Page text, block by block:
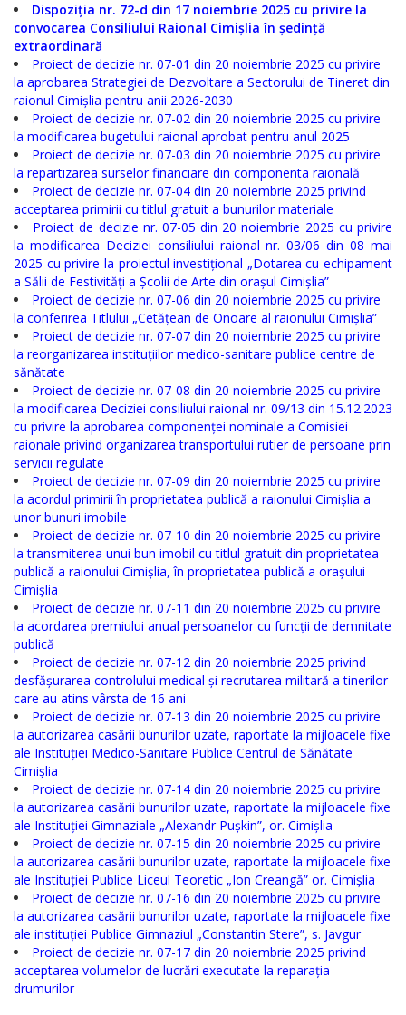
Serviciul
Arhivă
Serviciul
Juridic
Serviciul
Audit
Declarații
de
avere
și
interese
personale
Regulamente
Consilierii
raionali
Comisiile
consultative
de
specialitate
ale
consiliului
raional
Codul
de
conduită
etică
a
funcționarilor
publici
Dispoziția nr. 72-d din 17 noiembrie 2025 cu privire la
convocarea Consiliului Raional Cimișlia în ședință
extraordinară
Proiect de decizie nr. 07-01 din 20 noiembrie 2025 cu privire
la aprobarea Strategiei de Dezvoltare a Sectorului de Tineret din
raionul Cimișlia pentru anii 2026-2030
Proiect de decizie nr. 07-02 din 20 noiembrie 2025 cu privire
la modificarea bugetului raional aprobat pentru anul 2025
Proiect de decizie nr. 07-03 din 20 noiembrie 2025 cu privire
la repartizarea surselor financiare din componenta raională
Proiect de decizie nr. 07-04 din 20 noiembrie 2025 privind
acceptarea primirii cu titlul gratuit a bunurilor materiale
Proiect de decizie nr. 07-05 din 20 noiembrie 2025 cu privire
la modificarea Deciziei consiliului raional nr. 03/06 din 08 mai
2025 cu privire la proiectul investițional „Dotarea cu echipament
a Sălii de Festivități a Școlii de Arte din orașul Cimișlia”
Proiect de decizie nr. 07-06 din 20 noiembrie 2025 cu privire
la conferirea Titlului „Cetățean de Onoare al raionului Cimișlia”
Proiect de decizie nr. 07-07 din 20 noiembrie 2025 cu privire
la reorganizarea instituțiilor medico-sanitare publice centre de
sănătate
Proiect de decizie nr. 07-08 din 20 noiembrie 2025 cu privire
la modificarea Deciziei consiliului raional nr. 09/13 din 15.12.2023
cu privire la aprobarea componenței nominale a Comisiei
raionale privind organizarea transportului rutier de persoane prin
servicii regulate
Proiect de decizie nr. 07-09 din 20 noiembrie 2025 cu privire
la acordul primirii în proprietatea publică a raionului Cimișlia a
unor bunuri imobile
Proiect de decizie nr. 07-10 din 20 noiembrie 2025 cu privire
la transmiterea unui bun imobil cu titlul gratuit din proprietatea
publică a raionului Cimișlia, în proprietatea publică a orașului
Cimișlia
Proiect de decizie nr. 07-11 din 20 noiembrie 2025 cu privire
la acordarea premiului anual persoanelor cu funcții de demnitate
publică
Proiect de decizie nr. 07-12 din 20 noiembrie 2025 privind
desfășurarea controlului medical și recrutarea militară a tinerilor
care au atins vârsta de 16 ani
Proiect de decizie nr. 07-13 din 20 noiembrie 2025 cu privire
la autorizarea casării bunurilor uzate, raportate la mijloacele fixe
ale Instituției Medico-Sanitare Publice Centrul de Sănătate
Cimișlia
Proiect de decizie nr. 07-14 din 20 noiembrie 2025 cu privire
la autorizarea casării bunurilor uzate, raportate la mijloacele fixe
ale Instituției Gimnaziale „Alexandr Pușkin”, or. Cimișlia
Proiect de decizie nr. 07-15 din 20 noiembrie 2025 cu privire
la autorizarea casării bunurilor uzate, raportate la mijloacele fixe
ale Instituției Publice Liceul Teoretic „Ion Creangă” or. Cimișlia
Proiect de decizie nr. 07-16 din 20 noiembrie 2025 cu privire
la autorizarea casării bunurilor uzate, raportate la mijloacele fixe
ale instituției Publice Gimnaziul „Constantin Stere”, s. Javgur
Proiect de decizie nr. 07-17 din 20 noiembrie 2025 privind
acceptarea volumelor de lucrări executate la reparația
drumurilor